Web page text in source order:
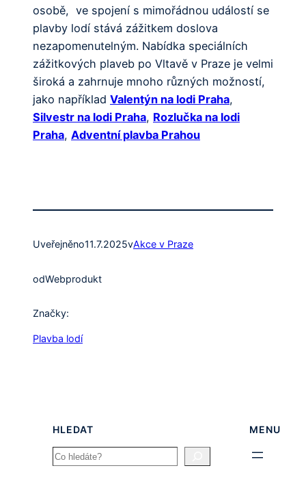
osobě, ve spojení s mimořádnou událostí se
plavby lodí stává zážitkem doslova
nezapomenutelným. Nabídka speciálních
zážitkových plaveb po Vltavě v Praze je velmi
široká a zahrnuje mnoho různých možností,
jako například Valentýn na lodi Praha,
Silvestr na lodi Praha, Rozlučka na lodi
Praha, Adventní plavba Prahou
Uveřejněno11.7.2025vAkce v Praze
odWebprodukt
Značky:
Plavba lodí
HLEDAT
Search
MENU